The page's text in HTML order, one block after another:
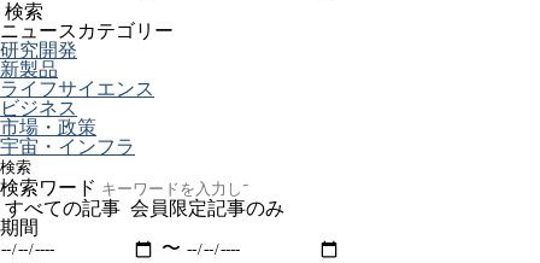
検索
ニュースカテゴリー
研究開発
新製品
ライフサイエンス
ビジネス
市場・政策
宇宙・インフラ
検索
検索ワード
すべての記事 会員限定記事のみ
期間
〜